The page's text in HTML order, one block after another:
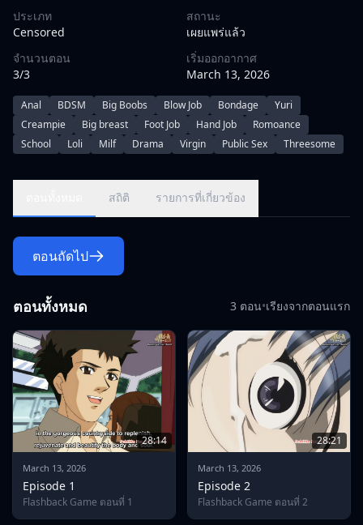
ประเภท
Censored
สถานะ
เผยแพร่แล้ว
จำนวนตอน
3/3
เริ่มออกอากาศ
March 13, 2026
Anal BDSM Big Boobs Blow Job Bondage
Yuri
Creampie
Big breast Foot Job Hand Job
Romoance
School
Loli Milf Drama Virgin Public Sex Threesome
สถิติ รายการที่เกี่ยวข้อง
ตอนถัดไป
ตอนทั้งหมด 3 ตอน•เรียงจากตอนแรก
28:14
March 13, 2026
Episode 1
Flashback Game ตอนที่ 1
28:21
March 13, 2026
Episode 2
Flashback Game ตอนที่ 2